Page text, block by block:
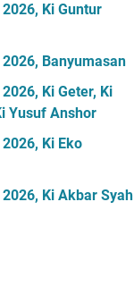
Ki Guntur
Banyumasan
Ki Geter, Ki
Yusuf Anshor
Ki Eko
Ki Akbar Syah